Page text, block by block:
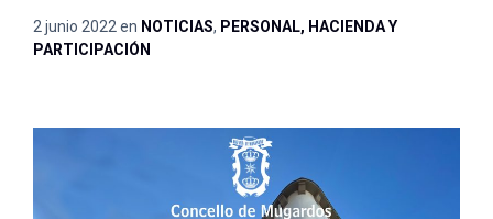
2 junio 2022 en NOTICIAS, PERSONAL, HACIENDA Y
PARTICIPACIÓN